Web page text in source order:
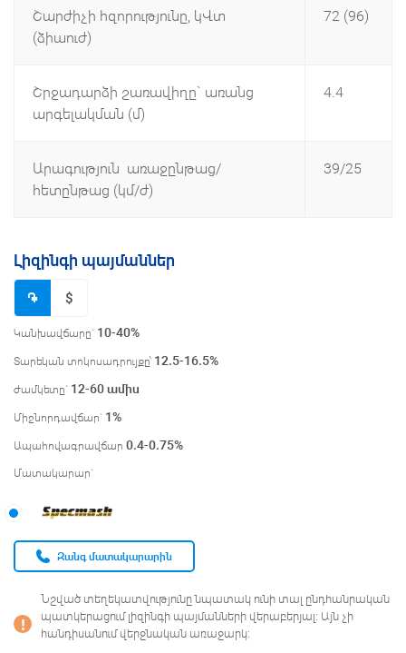
Շարժիչի հզորությունը, կՎտ
(ձիաուժ)
72 (96)
Շրջադարձի շառավիղը` առանց
արգելակման (մ)
4.4
Արագություն առաջընթաց/
հետընթաց (կմ/ժ)
39/25
Լիզինգի պայմաններ
֌ $
Կանխավճարը` 10-40%
Տարեկան տոկոսադրույքը՝ 12.5-16.5%
ժամկետը` 12-60ամիս
Միջնորդավճար` 1%
Ապահովագրավճար 0.4-0.75%
Մատակարար`
Զանգ մատակարարին
Նշված տեղեկատվությունը նպատակ ունի տալ ընդհանրական
պատկերացում լիզինգի պայմանների վերաբերյալ։ Այն չի
հանդիսանում վերջնական առաջարկ։